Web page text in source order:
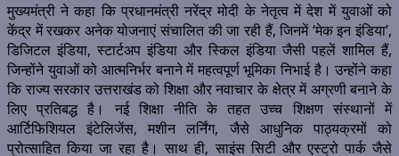
मुख्यमंत्री ने कहा कि प्रधानमंत्री नरेंद्र मोदी के नेतृत्व में देश में युवाओं को
केंद्र में रखकर अनेक योजनाएं संचालित की जा रही हैं, जिनमें ‘मेक इन इंडिया’,
डिजिटल इंडिया, स्टार्टअप इंडिया और स्किल इंडिया जैसी पहलें शामिल हैं,
जिन्होंने युवाओं को आत्मनिर्भर बनाने में महत्वपूर्ण भूमिका निभाई है। उन्होंने कहा
कि राज्य सरकार उत्तराखंड को शिक्षा और नवाचार के क्षेत्र में अग्रणी बनाने के
लिए प्रतिबद्ध है। नई शिक्षा नीति के तहत उच्च शिक्षण संस्थानों में
आर्टिफिशियल इंटेलिजेंस, मशीन लर्निंग, जैसे आधुनिक पाठ्यक्रमों को
प्रोत्साहित किया जा रहा है। साथ ही, साइंस सिटी और एस्ट्रो पार्क जैसे